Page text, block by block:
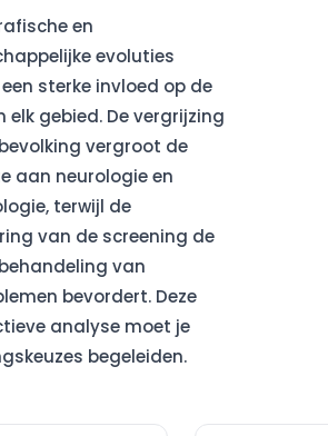
en
evoluties
sterke invloed op de
elk gebied. De vergrijzing
vergroot de
aan neurologie en
terwijl de
van de screening de
van
bevordert. Deze
analyse moet je
begeleiden.